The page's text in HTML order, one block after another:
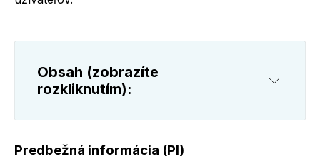
Obsah (zobrazíte
rozkliknutím):
Predbežná informácia (PI)